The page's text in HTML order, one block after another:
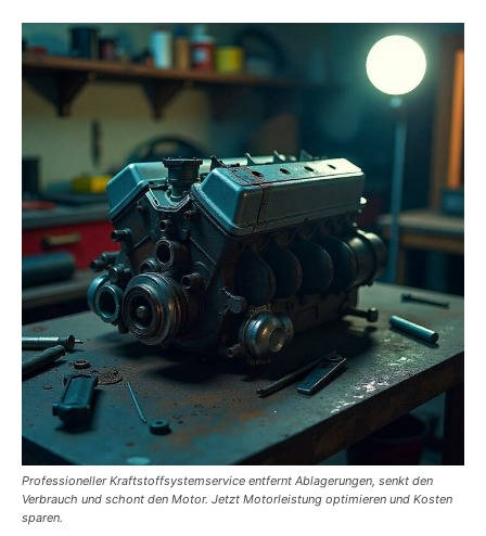
Professioneller Kraftstoffsystemservice entfernt Ablagerungen, senkt den
Verbrauch und schont den Motor. Jetzt Motorleistung optimieren und Kosten
sparen.